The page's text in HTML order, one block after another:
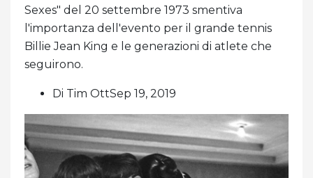
Sexes" del 20 settembre 1973 smentiva
l'importanza dell'evento per il grande tennis
Billie Jean King e le generazioni di atlete che
seguirono.
Di Tim OttSep 19, 2019